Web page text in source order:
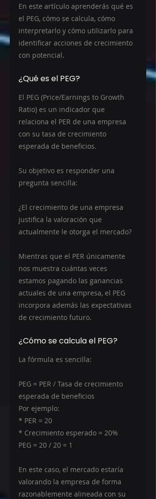
En este artículo aprenderás qué es
el PEG, cómo se calcula, cómo
interpretarlo y cómo utilizarlo para
identificar acciones de crecimiento
con potencial.
¿Qué es el PEG?
El PEG (Price/Earnings to Growth
Ratio) es un indicador que
relaciona el PER de una empresa
con su tasa de crecimiento
esperada de beneficios.
Su objetivo es responder una
pregunta sencilla:
¿El crecimiento de una empresa
justifica la valoración que
actualmente le otorga el mercado?
Mientras que el PER únicamente
nos muestra cuántas veces
estamos pagando las ganancias
actuales de una empresa, el PEG
incorpora además las expectativas
de crecimiento futuro.
¿Cómo se calcula el PEG?
La fórmula es sencilla:
PEG = PER / Tasa de crecimiento
esperada de beneficios
Por ejemplo:
* PER = 20
* Crecimiento esperado = 20%
PEG = 20 / 20 = 1
En este caso, el mercado estaría
valorando la empresa de forma
razonablemente alineada con su